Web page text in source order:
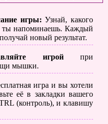
игры: Узнай, какого
ты напоминаешь. Каждый
новый результат.
игройпри
мышки.
игра и вы хотели
её в закладки вашего
(контроль), и клавишу